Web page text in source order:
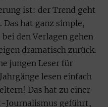
ist: der Trend geht
Das hat ganz simple,
den Verlagen gehen
dramatisch zurück.
jungen Leser für
lesen einfach
Das hat zu einer
Journalismus geführt,